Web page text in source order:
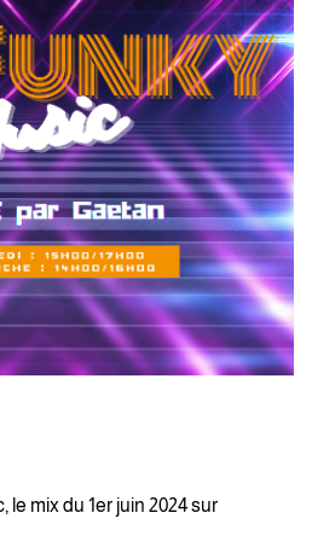
le mix du 1er juin 2024 sur